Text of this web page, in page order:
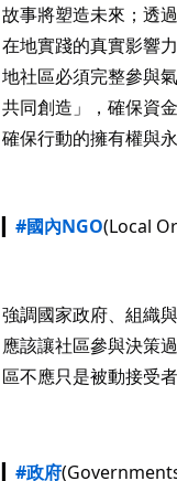
故事將塑造未來；透
在地實踐的真實影響
地社區必須完整參與
共同創造」，確保資
確保行動的擁有權與永
#國內NGO(Local
強調國家政府、組織
應該讓社區參與決策
區不應只是被動接受
#政府